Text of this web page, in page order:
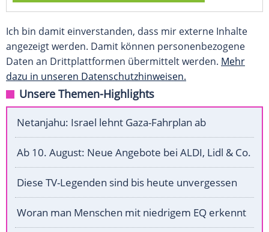
Ich bin damit einverstanden, dass mir externe Inhalte
angezeigt werden. Damit können personenbezogene
Daten an Drittplattformen übermittelt werden. Mehr
dazu in unseren Datenschutzhinweisen.
Unsere Themen-Highlights
Netanjahu: Israel lehnt Gaza-Fahrplan ab
Ab 10. August: Neue Angebote bei ALDI, Lidl & Co.
Diese TV-Legenden sind bis heute unvergessen
Woran man Menschen mit niedrigem EQ erkennt